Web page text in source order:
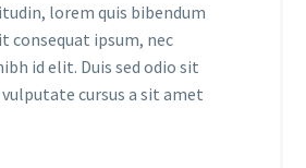
lorem quis bibendum
consequat ipsum, nec
id elit. Duis sed odio sit
cursus a sit amet